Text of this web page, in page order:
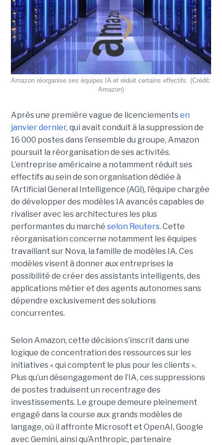
Amazon réorganise ses équipes IA et réduit certains effectifs. (Crédit:
Amazon)
Après une première vague de licenciementsen
janvier dernier, qui avait conduit à la suppression de
16 000 postes dans l’ensemble du groupe, Amazon
poursuit la réorganisation de ses activités.
L’entreprise américaine a notamment réduit ses
effectifs au sein de son organisation dédiée à
l’Artificial General Intelligence (AGI), l’équipe chargée
de développer des modèles IA avancés capables de
rivaliser avec les architectures les plus
performantes du marché selon Reuters. Cette
réorganisation concerne notamment les équipes
travaillant sur Nova, la famille de modèles IA. Ces
modèles visent à donner aux entreprises la
possibilité de créer des assistants intelligents, des
applications métier et des agents autonomes sans
dépendre exclusivement des solutions
concurrentes.
Selon Amazon, cette décision s’inscrit dans une
logique de concentration des ressources sur les
initiatives « qui comptent le plus pour les clients ».
Plus qu’un désengagement de l’IA, ces suppressions
de postes traduisent un recentrage des
investissements. Le groupe demeure pleinement
engagé dans la course aux grands modèles de
langage, où il affronte Microsoft et OpenAI, Google
avec Gemini, ainsi qu’Anthropic, partenaire